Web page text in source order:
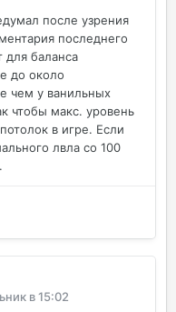
после узрения
последнего
баланса
до около
чем у ванильных
чтобы макс. уровень
в игре. Если
лвла со 100
в 15:02